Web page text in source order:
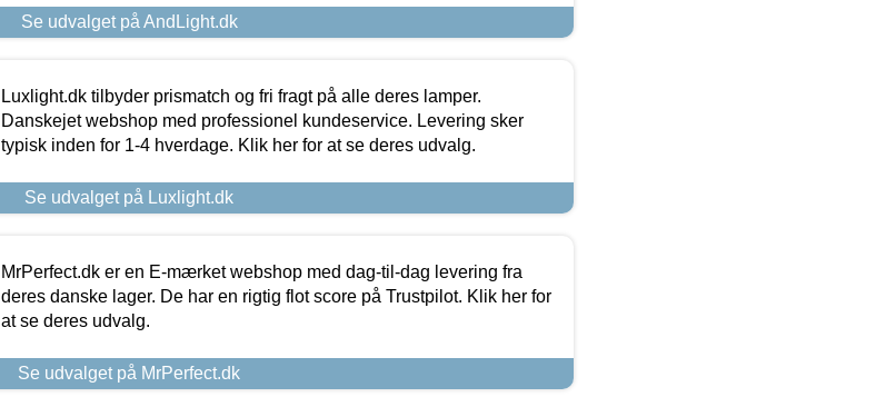
Se udvalget på AndLight.dk
Luxlight.dk tilbyder prismatch og fri fragt på alle deres lamper.
Danskejet webshop med professionel kundeservice. Levering sker
typisk inden for 1-4 hverdage. Klik her for at se deres udvalg.
Se udvalget på Luxlight.dk
MrPerfect.dk er en E-mærket webshop med dag-til-dag levering fra
deres danske lager. De har en rigtig flot score på Trustpilot. Klik her for
at se deres udvalg.
Se udvalget på MrPerfect.dk